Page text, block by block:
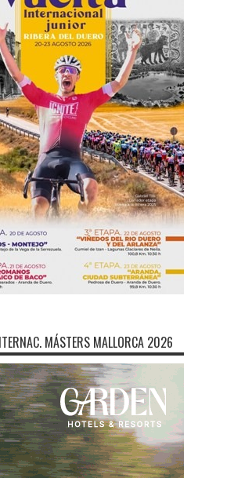
MÁSTERS MALLORCA 2026